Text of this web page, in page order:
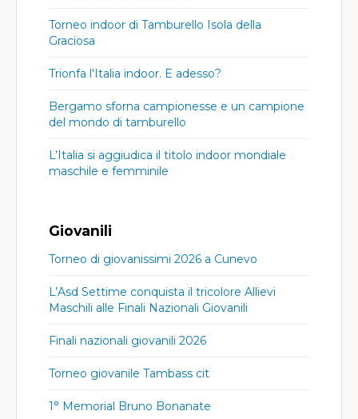
Torneo indoor di Tamburello Isola della
Graciosa
Trionfa l'Italia indoor. E adesso?
Bergamo sforna campionesse e un campione
del mondo di tamburello
L’Italia si aggiudica il titolo indoor mondiale
maschile e femminile
Giovanili
Torneo di giovanissimi 2026 a Cunevo
L’Asd Settime conquista il tricolore Allievi
Maschili alle Finali Nazionali Giovanili
Finali nazionali giovanili 2026
Torneo giovanile Tambass cit
1° Memorial Bruno Bonanate